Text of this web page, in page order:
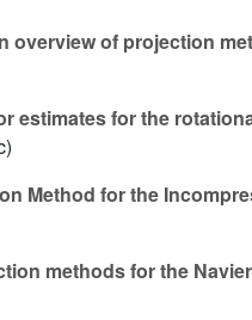
overview of projection
estimates for the
Method for the
methods for the